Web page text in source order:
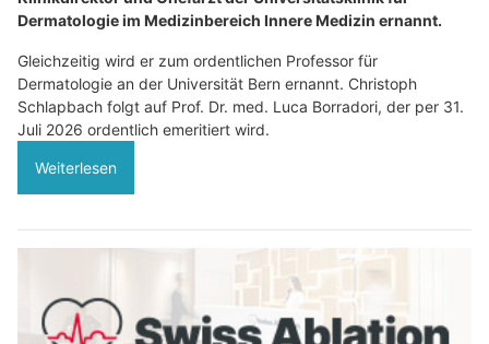
Dermatologie im Medizinbereich Innere Medizin ernannt.
Gleichzeitig wird er zum ordentlichen Professor für
Dermatologie an der Universität Bern ernannt. Christoph
Schlapbach folgt auf Prof. Dr. med. Luca Borradori, der per 31.
Juli 2026 ordentlich emeritiert wird.
Weiterlesen